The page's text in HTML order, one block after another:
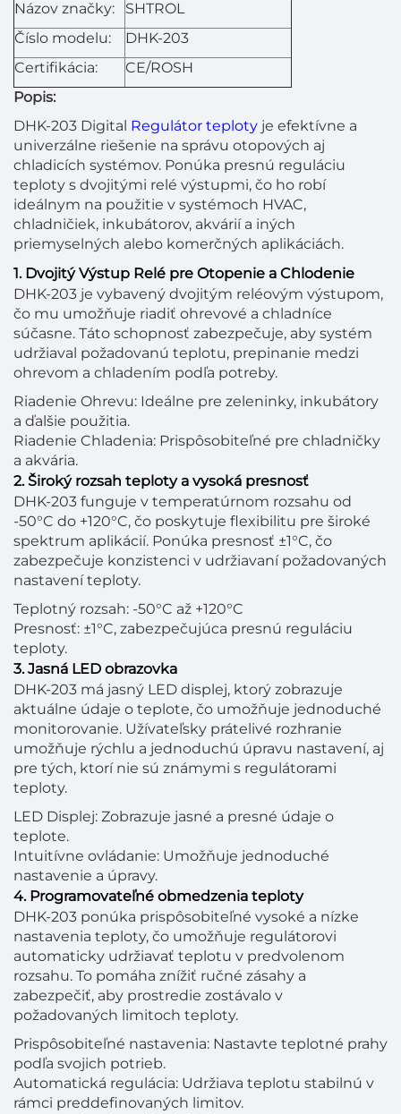
Názov značky:
SHTROL
Číslo modelu:
DHK-203
Certifikácia:
CE/ROSH
Popis:
DHK-203 Digital Regulátor teploty je efektívne a
univerzálne riešenie na správu otopových aj
chladicích systémov. Ponúka presnú reguláciu
teploty s dvojitými relé výstupmi, čo ho robí
ideálnym na použitie v systémoch HVAC,
chladničiek, inkubátorov, akvárií a iných
priemyselných alebo komerčných aplikáciách.
1. Dvojitý Výstup Relé pre Otopenie a Chlodenie
DHK-203 je vybavený dvojitým reléovým výstupom,
čo mu umožňuje riadiť ohrevové a chladníce
súčasne. Táto schopnosť zabezpečuje, aby systém
udržiaval požadovanú teplotu, prepinanie medzi
ohrevom a chladením podľa potreby.
Riadenie Ohrevu: Ideálne pre zeleninky, inkubátory
a ďalšie použitia.
Riadenie Chladenia: Prispôsobiteľné pre chladničky
a akvária.
2. Široký rozsah teploty a vysoká presnosť
DHK-203 funguje v temperatúrnom rozsahu od
-50°C do +120°C, čo poskytuje flexibilitu pre široké
spektrum aplikácií. Ponúka presnosť ±1°C, čo
zabezpečuje konzistenci v udržiavaní požadovaných
nastavení teploty.
Teplotný rozsah: -50°C až +120°C
Presnosť: ±1°C, zabezpečujúca presnú reguláciu
teploty.
3. Jasná LED obrazovka
DHK-203 má jasný LED displej, ktorý zobrazuje
aktuálne údaje o teplote, čo umožňuje jednoduché
monitorovanie. Užívateľsky prátelivé rozhranie
umožňuje rýchlu a jednoduchú úpravu nastavení, aj
pre tých, ktorí nie sú známymi s regulátorami
teploty.
LED Displej: Zobrazuje jasné a presné údaje o
teplote.
Intuitívne ovládanie: Umožňuje jednoduché
nastavenie a úpravy.
4. Programovateľné obmedzenia teploty
DHK-203 ponúka prispôsobiteľné vysoké a nízke
nastavenia teploty, čo umožňuje regulátorovi
automaticky udržiavať teplotu v predvolenom
rozsahu. To pomáha znížiť ručné zásahy a
zabezpečiť, aby prostredie zostávalo v
požadovaných limitoch teploty.
Prispôsobiteľné nastavenia: Nastavte teplotné prahy
podľa svojich potrieb.
Automatická regulácia: Udržiava teplotu stabilnú v
rámci preddefinovaných limitov.